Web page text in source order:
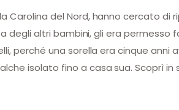
del Nord, hanno cercato di
degli altri bambini, gli era permesso
una sorella era cinque anni
isolato fino a casa sua. Scoprì